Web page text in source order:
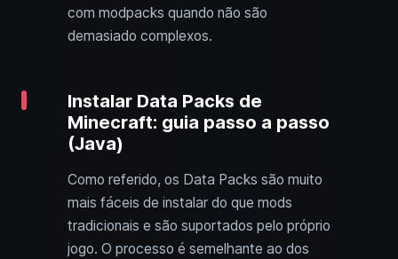
com modpacks quando não são
demasiado complexos.
Instalar Data Packs de
Minecraft: guia passo a passo
(Java)
Como referido, os Data Packs são muito
mais fáceis de instalar do que mods
tradicionais e são suportados pelo próprio
jogo. O processo é semelhante ao dos